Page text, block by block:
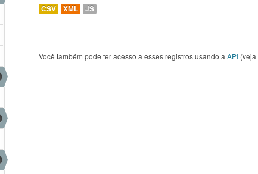
CSV XML JS
Você também pode ter acesso a esses registros usando a API (veja